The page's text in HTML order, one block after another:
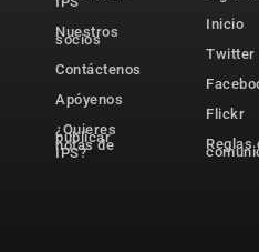
Nuestros
socios
Contáctenos
Apóyenos
¿Quieres
publicar
notas de
IPS?
Inicio
Twitter
Flickr
Reglas